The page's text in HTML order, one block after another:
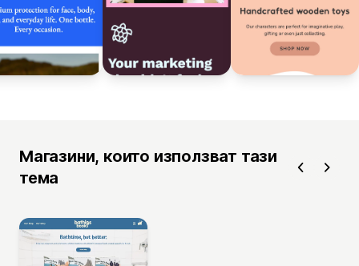
Магазини, които използват тази
тема